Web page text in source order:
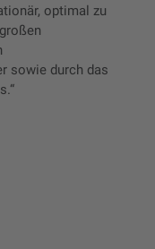
optimal zu
sowie durch das